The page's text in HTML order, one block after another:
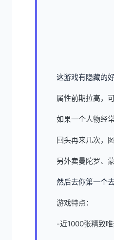
这游戏有隐藏的
属性前期拉高，
如果一个人物经
回头再来几次，
另外卖曼陀罗、
然后去你第一个
游戏特点：
-近1000张精致唯